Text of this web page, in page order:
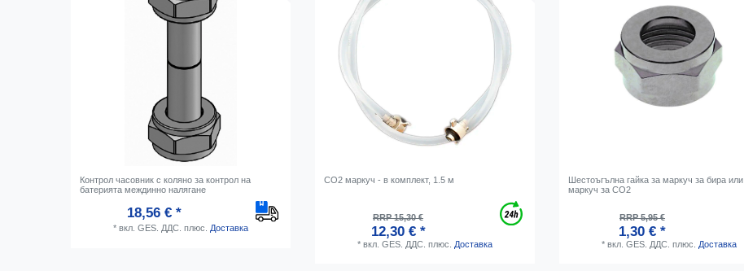
Контрол часовник с коляно за контрол на
батерията междинно налягане
18,56 € *
* вкл. GES. ДДС. плюс. Доставка
CO2 маркуч - в комплект, 1.5 м
RRP 15,30 €
12,30 € *
* вкл. GES. ДДС. плюс. Доставка
Шестоъгълна гайка за маркуч за бира или
маркуч за CO2
RRP 5,95 €
1,30 € *
* вкл. GES. ДДС. плюс. Доставка